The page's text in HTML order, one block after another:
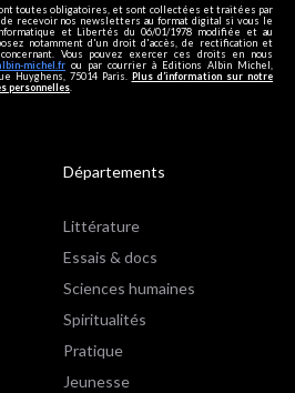
toutes obligatoires, et sont collectées et traitées par
recevoir nos newsletters au format digital si vous le
et Libertés du 06/01/1978 modifiée et au
notamment d'un droit d'accès, de rectification et
Vous pouvez exercer ces droits en nous
michel.fr ou par courrier à Editions Albin Michel,
Huyghens, 75014 Paris. Plus d’information sur notre
personnelles
Départements
Littérature
Essais & docs
Sciences humaines
Spiritualités
Pratique
Jeunesse